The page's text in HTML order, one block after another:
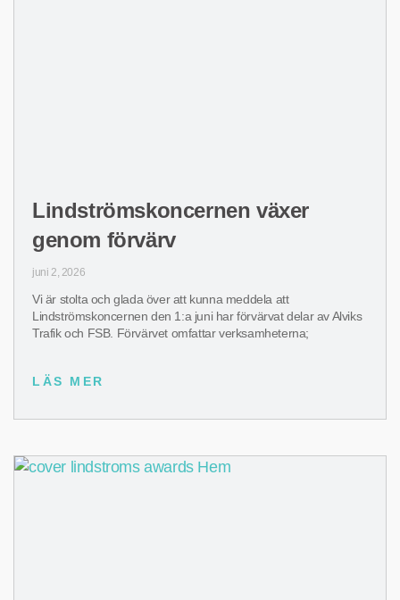
Lindströmskoncernen växer
genom förvärv
juni 2, 2026
Vi är stolta och glada över att kunna meddela att
Lindströmskoncernen den 1:a juni har förvärvat delar av Alviks
Trafik och FSB. Förvärvet omfattar verksamheterna;
LÄS MER